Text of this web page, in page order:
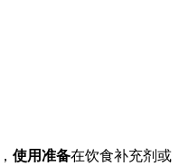
使用准备在饮食补充剂或